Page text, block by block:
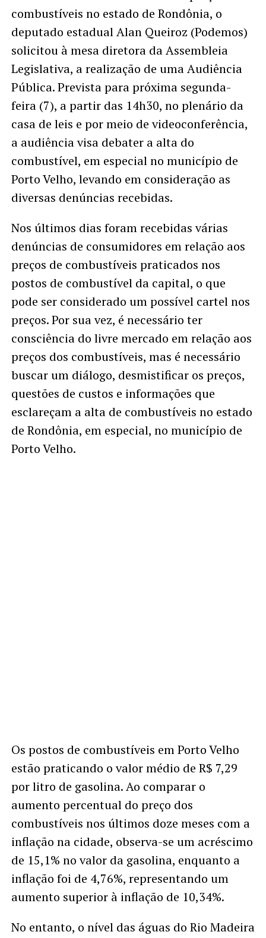
combustíveis no estado de Rondônia, o
deputado estadual Alan Queiroz (Podemos)
solicitou à mesa diretora da Assembleia
Legislativa, a realização de uma Audiência
Pública. Prevista para próxima segunda-
feira (7), a partir das 14h30, no plenário da
casa de leis e por meio de videoconferência,
a audiência visa debater a alta do
combustível, em especial no município de
Porto Velho, levando em consideração as
diversas denúncias recebidas.
Nos últimos dias foram recebidas várias
denúncias de consumidores em relação aos
preços de combustíveis praticados nos
postos de combustível da capital, o que
pode ser considerado um possível cartel nos
preços. Por sua vez, é necessário ter
consciência do livre mercado em relação aos
preços dos combustíveis, mas é necessário
buscar um diálogo, desmistificar os preços,
questões de custos e informações que
esclareçam a alta de combustíveis no estado
de Rondônia, em especial, no município de
Porto Velho.
Os postos de combustíveis em Porto Velho
estão praticando o valor médio de R$ 7,29
por litro de gasolina. Ao comparar o
aumento percentual do preço dos
combustíveis nos últimos doze meses com a
inflação na cidade, observa-se um acréscimo
de 15,1% no valor da gasolina, enquanto a
inflação foi de 4,76%, representando um
aumento superior à inflação de 10,34%.
No entanto, o nível das águas do Rio Madeira